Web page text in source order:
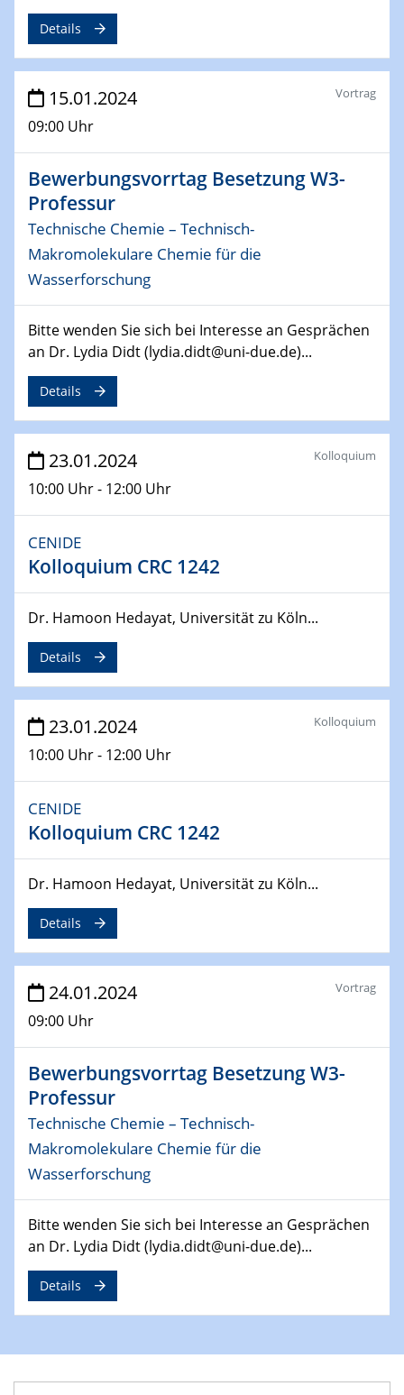
07.03.2024
Liquid Organic Hydrogen Carriers (LOHC)
ZBT
14.03.2024
Microscope Techniques in Materials
Research
From Micro to Nano Analysis
04.04.2024
CENIDE & WIN Seminar Series on 2D-
MATURE
Speaker: Jonathan Coleman (Trinity College Dublin)
10.04.2024 - 11.04.2024
Kooperationsseminar | Elektrolyse und
Brennstoffzellen
15.04.2024
Online Workshop
Ben Gurion University
MATURE
Speaker: Albert Dato (Harvey Mudd College)
29.04.2024
MAT4HY․NRW
Symposium
30.04.2024
SFB 1242 Kolloquium
"Integrated Quantum Dot Optomechanics"
Mikrostruktur-Design in magnetostorischen Materialien
auf Übergang auf
07.05.2024
SFB 1242 Kolloquium
"Thermal relaxation asymmetry in reversible and driven
systems"
08.05.2024
Physikalisches Kolloquium
14.05.2024
ELN-Umsetzung in Kadi4Mat: Unsere
Erfahrung im TEM- und FIB-Lab der User-
Facility KNMF
14.05.2024
SFB 1242 Kolloquium
15.05.2024
7. NETZ-Symposium
21.05.2024
SFB/TRR 270 Kolloquium
impurity doped martensites
Details
15.01.2024
09:00 Uhr
Vortrag
Bewerbungsvorrtag Besetzung W3-
Professur
Technische Chemie – Technisch-
Makromolekulare Chemie für die
Wasserforschung
Bitte wenden Sie sich bei Interesse an Gesprächen
an Dr. Lydia Didt (lydia.didt@uni-due.de)...
Details
23.01.2024
10:00 Uhr - 12:00 Uhr
Kolloquium
CENIDE
Kolloquium CRC 1242
Dr. Hamoon Hedayat, Universität zu Köln...
Details
23.01.2024
10:00 Uhr - 12:00 Uhr
Kolloquium
CENIDE
Kolloquium CRC 1242
Dr. Hamoon Hedayat, Universität zu Köln...
Details
24.01.2024
09:00 Uhr
Vortrag
Bewerbungsvorrtag Besetzung W3-
Professur
Technische Chemie – Technisch-
Makromolekulare Chemie für die
Wasserforschung
Bitte wenden Sie sich bei Interesse an Gesprächen
an Dr. Lydia Didt (lydia.didt@uni-due.de)...
Details